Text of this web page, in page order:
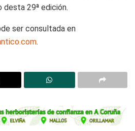
29ª edición.
ser consultada en
.